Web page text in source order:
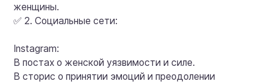
женщины.
✅ 2. Социальные сети:
Instagram:
В постах о женской уязвимости и силе.
В сторис о принятии эмоций и преодолении